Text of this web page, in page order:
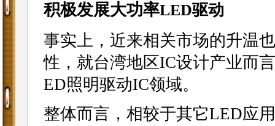
积极发展大功率LED驱动
事实上，近来相关市场的升温
性，就台湾地区IC设计产业而
ED照明驱动IC领域。
整体而言，相较于其它LED应